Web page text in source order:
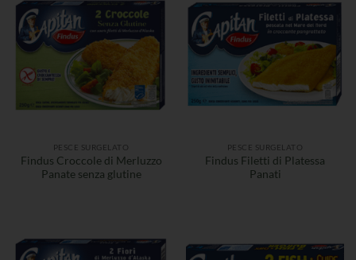
PESCE SURGELATO
Findus Croccole di Merluzzo
Panate senza glutine
PESCE SURGELATO
Findus Filetti di Platessa
Panati